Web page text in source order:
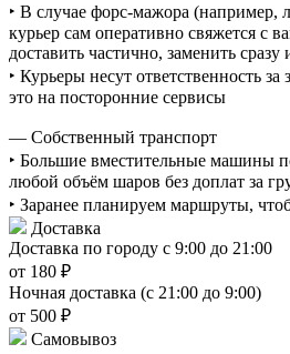
‣ В случае форс-мажора
курьер сам оперативно свяжется с
доставить частично, заменить
‣ Курьеры несут ответственность
это на посторонние сервисы
— Собственный транспорт
‣ Большие вместительные машины
любой объём шаров без доплат за
‣ Заранее планируем маршруты,
Доставка
Доставка по городу с 9:00 до 21:00
от 180 ₽
Ночная доставка (с 21:00 до 9:00)
от 500 ₽
Самовывоз